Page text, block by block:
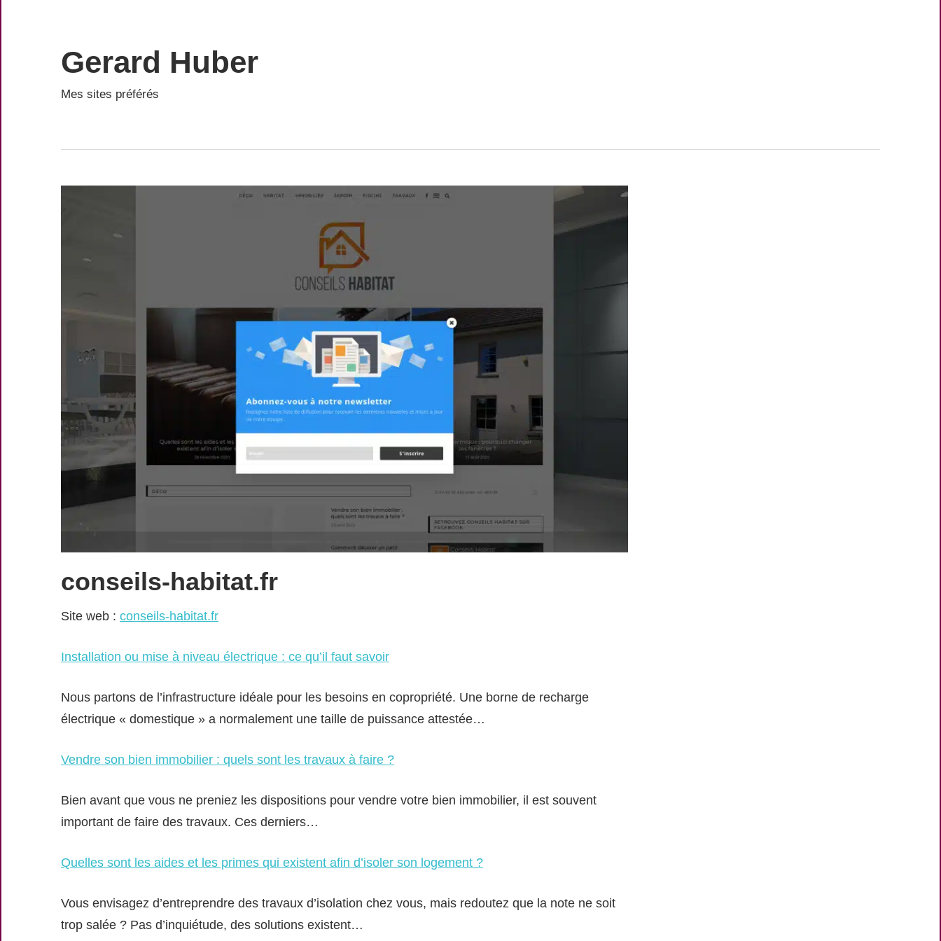
content
Gerard Huber
Mes sites préférés
conseils-habitat.fr
Site web : conseils-habitat.fr
Installation ou mise à niveau électrique : ce qu’il faut savoir
Nous partons de l’infrastructure idéale pour les besoins en copropriété. Une borne de recharge
électrique « domestique » a normalement une taille de puissance attestée…
Vendre son bien immobilier : quels sont les travaux à faire ?
Bien avant que vous ne preniez les dispositions pour vendre votre bien immobilier, il est souvent
important de faire des travaux. Ces derniers…
Quelles sont les aides et les primes qui existent afin d’isoler son logement ?
Vous envisagez d’entreprendre des travaux d’isolation chez vous, mais redoutez que la note ne soit
trop salée ? Pas d’inquiétude, des solutions existent…